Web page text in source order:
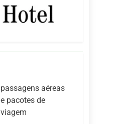
passagens aéreas
e pacotes de
viagem